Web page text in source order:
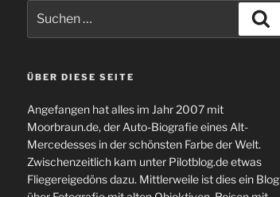
nach:
ÜBER DIESE SEITE
Angefangen hat alles im Jahr 2007 mit
Moorbraun.de, der Auto-Biografie eines Alt-
Mercedesses in der schönsten Farbe der Welt.
Zwischenzeitlich kam unter Pilotblog.de etwas
Fliegereigedöns dazu. Mittlerweile ist dies ein Blog